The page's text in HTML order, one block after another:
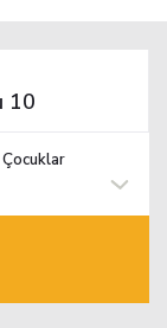
Çocuklar